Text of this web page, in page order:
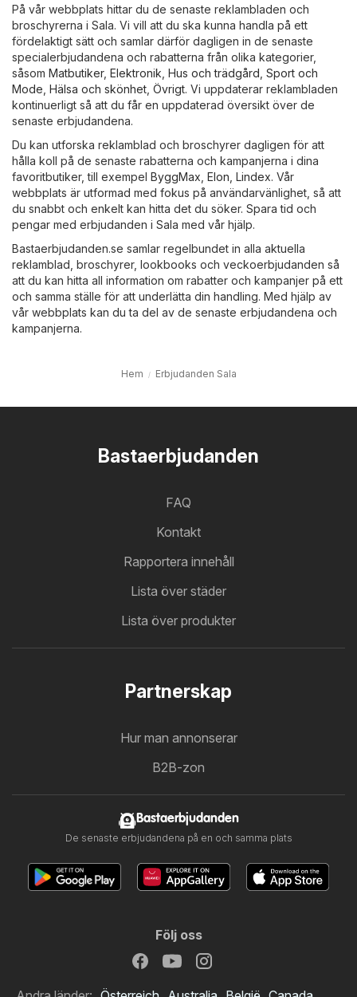
På vår webbplats hittar du de senaste reklambladen och
broschyrerna i Sala. Vi vill att du ska kunna handla på ett
fördelaktigt sätt och samlar därför dagligen in de senaste
specialerbjudandena och rabatterna från olika kategorier,
såsom Matbutiker, Elektronik Hus och trädgård Sport och
Mode Hälsa och skönhet Övrigt. Vi uppdaterar reklambladen
kontinuerligt så att du får en uppdaterad översikt över de
senaste erbjudandena.
Du kan utforska reklamblad och broschyrer dagligen för att
hålla koll på de senaste rabatterna och kampanjerna i dina
favoritbutiker, till exempel ByggMax Elon Lindex. Vår
webbplats är utformad med fokus på användarvänlighet, så att
du snabbt och enkelt kan hitta det du söker. Spara tid och
pengar med erbjudanden i Sala med vår hjälp.
Bastaerbjudanden.se samlar regelbundet in alla aktuella
reklamblad, broschyrer, lookbooks och veckoerbjudanden så
att du kan hitta all information om rabatter och kampanjer på ett
och samma ställe för att underlätta din handling. Med hjälp av
vår webbplats kan du ta del av de senaste erbjudandena och
kampanjerna.
Hem Erbjudanden Sala
Bastaerbjudanden
FAQ
Kontakt
Rapportera innehåll
Lista över städer
Lista över produkter
Partnerskap
Hur man annonserar
B2B-zon
Bastaerbjudanden
De senaste erbjudandena på en och samma plats
Följ oss